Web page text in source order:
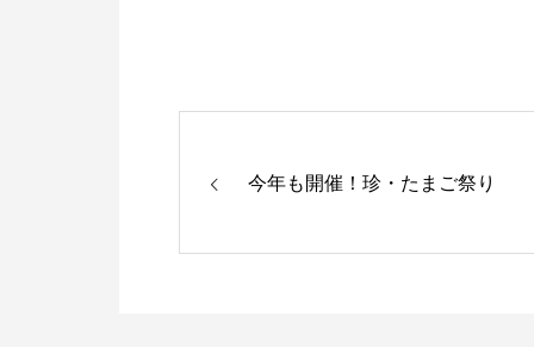
今年も開催！珍・たまご祭り